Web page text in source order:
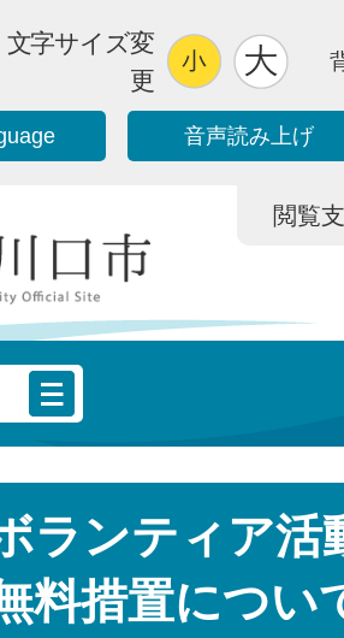
文字サイズ変
更
音声読み上げ
閲覧
ランティア活
料措置につい